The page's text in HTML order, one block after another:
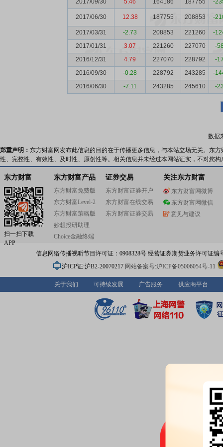
2017/09/30
5.46 164186 187755 -
2017/06/30 12.38 187755 208853 -
2017/03/31 -2.73 208853 221260
-
2017/01/31
3.07 221260 227070
-
2016/12/31
4.79 227070 228792
-
2016/09/30
-0.28 228792 243285
-
2016/06/30
-7.11 243285 245610 -
数据
郑重声明： 东方财富网发布此信息的目的在于传播更多信息，与本站立场无关。东
性、完整性、有效性、及时性、原创性等。相关信息并未经过本网站证实，不对您
东方财富
扫一扫下载
APP
东方财富产品
东方财富免费版
东方财富Level-2
东方财富策略版
妙想投研助理
Choice金融终端
证券交易
东方财富证券开户
东方财富在线交易
东方财富证券交易
关注东方财富
东方财富网微博
东方财富网微信
意见与建议
信息网络传播视听节目许可证：0908328号 经营证券期货业务许可证编
沪ICP证:沪B2-20070217 网站备案号:沪ICP备05006054号-11
关于我们 可持续发展 广告服务 供应商平台